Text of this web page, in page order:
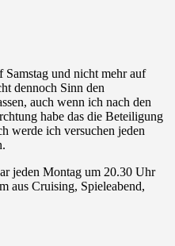
Samstag und nicht mehr auf
dennoch Sinn den
auch wenn ich nach den
habe das die Beteiligung
werde ich versuchen jeden
jeden Montag um 20.30 Uhr
aus Cruising, Spieleabend,